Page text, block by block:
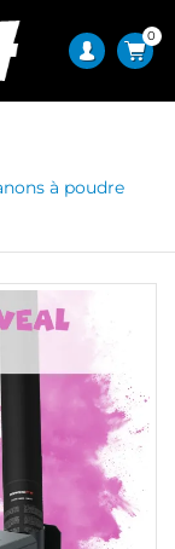
0
à poudre